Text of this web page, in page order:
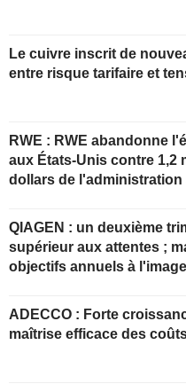
Le cuivre inscrit de
entre risque tarifaire et
RWE : RWE abandonne l'éolien offshore
aux États-Unis contre 1,2
dollars de l'administration
QIAGEN : un deuxième trimestre
supérieur aux attentes ;
objectifs annuels à
ADECCO : Forte croissance organique et
maîtrise efficace des